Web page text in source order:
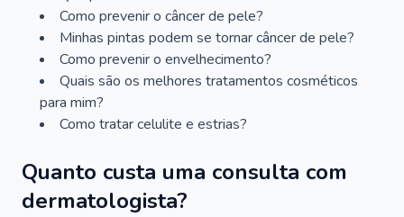
Como prevenir o câncer de pele?
Minhas pintas podem se tornar câncer de pele?
Como prevenir o envelhecimento?
Quais são os melhores tratamentos cosméticos
para mim?
Como tratar celulite e estrias?
Quanto custa uma consulta com
dermatologista?